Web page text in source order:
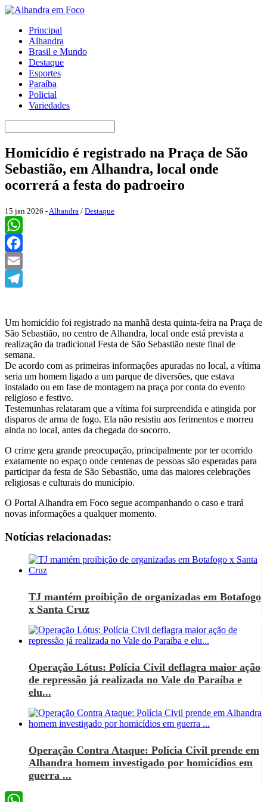
Principal
Alhandra
Brasil e Mundo
Destaque
Esportes
Paraíba
Policial
Variedades
Homicídio é registrado na Praça de São
Sebastião, em Alhandra, local onde
ocorrerá a festa do padroeiro
15 jan 2026 - Alhandra / Destaque
WhatsApp
Facebook
Email
Um homicídio foi registrado na manhã desta quinta-feira na Praça de
São Sebastião, no centro de Alhandra, local onde está prevista a
realização da tradicional Festa de São Sebastião neste final de
semana.
De acordo com as primeiras informações apuradas no local, a vítima
seria um homem ligado a um parque de diversões, que estava
instalado ou em fase de montagem na praça por conta do evento
religioso e festivo.
Testemunhas relataram que a vítima foi surpreendida e atingida por
disparos de arma de fogo. Ela não resistiu aos ferimentos e morreu
ainda no local, antes da chegada do socorro.
O crime gera grande preocupação, principalmente por ter ocorrido
exatamente no espaço onde centenas de pessoas são esperadas para
participar da festa de São Sebastião, uma das maiores celebrações
religiosas e culturais do município.
O Portal Alhandra em Foco segue acompanhando o caso e trará
novas informações a qualquer momento.
Notícias relacionadas:
TJ mantém proibição de organizadas em Botafogo
x Santa Cruz
Operação Lótus: Polícia Civil deflagra maior ação
de repressão já realizada no Vale do Paraíba e
elu...
Operação Contra Ataque: Polícia Civil prende em
Alhandra homem investigado por homicídios em
guerra ...